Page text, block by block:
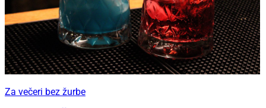
Za večeri bez žurbe